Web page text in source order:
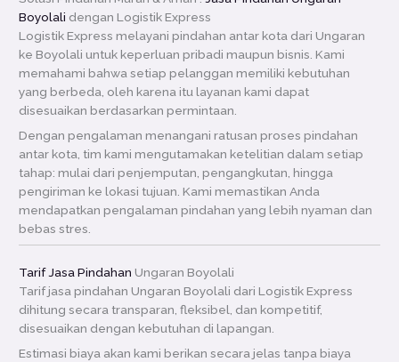
Boyolali dengan Logistik Express
Logistik Express melayani pindahan antar kota dari Ungaran
ke Boyolali untuk keperluan pribadi maupun bisnis. Kami
memahami bahwa setiap pelanggan memiliki kebutuhan
yang berbeda, oleh karena itu layanan kami dapat
disesuaikan berdasarkan permintaan.
Dengan pengalaman menangani ratusan proses pindahan
antar kota, tim kami mengutamakan ketelitian dalam setiap
tahap: mulai dari penjemputan, pengangkutan, hingga
pengiriman ke lokasi tujuan. Kami memastikan Anda
mendapatkan pengalaman pindahan yang lebih nyaman dan
bebas stres.
Tarif Jasa Pindahan Ungaran Boyolali
Tarif jasa pindahan Ungaran Boyolali dari Logistik Express
dihitung secara transparan, fleksibel, dan kompetitif,
disesuaikan dengan kebutuhan di lapangan.
Estimasi biaya akan kami berikan secara jelas tanpa biaya